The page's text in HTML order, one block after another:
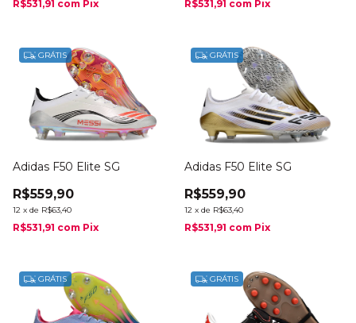
R$531,91 com Pix R$531,91 com Pix
GRÁTIS
Adidas F50 Elite SG
R$559,90
12 x de R$63,40
R$531,91 com Pix
GRÁTIS
Adidas F50 Elite SG
R$559,90
12 x de R$63,40
R$531,91 com Pix
GRÁTIS GRÁTIS